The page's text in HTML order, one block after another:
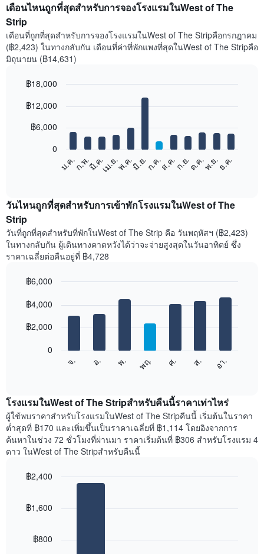
เดือนไหนถูกที่สุดสำหรับการจองโรงแรมในWest of The
Strip
เดือนที่ถูกที่สุดสำหรับการจองโรงแรมในWest of The Stripคือกรกฎาคม
(฿2,423) ในทางกลับกัน เดือนที่ค่าที่พักแพงที่สุดในWest of The Stripคือ
มิถุนายน (฿14,631)
chart
แสดง
ราคา
เฉลี่ย
ของ
ห้อง
พัก
แต่ละ
แผนภูมิ
แกน
มี
แกน
Y
1
แกน
ดง
ราคา
ของ
graphic.
ม.ค.ก.พ.มี.ค.เม.ย.พ.ค.มิ.ย.ก.ค.ส.ค.ก.ย.ต.ค.พ.ย.ธ.ค.
0
฿6,000
฿12,000
฿18,000
วันไหนถูกที่สุดสำหรับการเข้าพักโรงแรมในWest of The
Strip
วันที่ถูกที่สุดสำหรับที่พักในWest of The Strip คือ วันพฤหัสฯ (฿2,423)
ในทางกลับกัน ผู้เดินทางคาดหวังได้ว่าจะจ่ายสูงสุดในวันอาทิตย์ ซึ่ง
ราคาเฉลี่ยต่อคืนอยู่ที่ ฿4,728
chart
bars.
แผนภูมิ
แสดง
ราคา
เฉลี่ย
ของ
ห้อง
พัก
แต่ละ
ของ
สัปดาห์
แกน
graphic.
จ. อ. พ. พฤ. ศ. ส. อา.
0
฿2,000
฿4,000
฿6,000
โรงแรมในWest of The Stripสำหรับคืนนี้ราคาเท่าไหร่
ผู้ใช้พบราคาสำหรับโรงแรมในWest of The Stripคืนนี้ เริ่มต้นในราคา
ต่ำสุดที่ ฿170 และเพิ่มขึ้นเป็นราคาเฉลี่ยที่ ฿1,114 โดยอิงจากการ
ค้นหาในช่วง 72 ชั่วโมงที่ผ่านมา ราคาเริ่มต้นที่ ฿306 สำหรับโรงแรม 4
ดาว ในWest of The Stripสำหรับคืนนี้
with
฿800
฿1,600
฿2,400